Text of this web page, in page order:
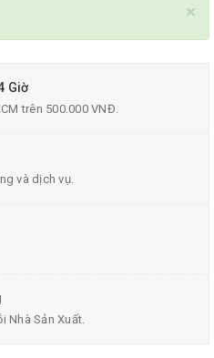
×
Giờ
trên 500.000 VNĐ.
và dịch vụ.
Nhà Sản Xuất.